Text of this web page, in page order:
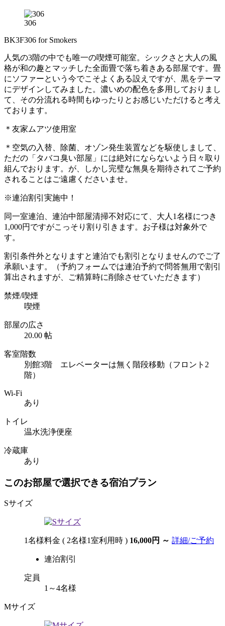
306
BK3F306 for Smokers
人気の3階の中でも唯一の喫煙可能室。シックさと大人の風
格が和の趣とマッチした全面畳で落ち着きある部屋です。畳
にソファーという今でこそよくある設えですが、黒をテーマ
にデザインしてみました。濃いめの配色を多用しておりまし
て、その分流れる時間もゆったりとお感じいただけると考え
ております。
＊友家ムアツ使用室
＊空気の入替、除菌、オゾン発生装置などを駆使しまして、
ただの「タバコ臭い部屋」には絶対にならないよう日々取り
組んでおります。が、しかし完璧な無臭を期待されてご予約
されることはご遠慮くださいませ。
※連泊割引実施中！
同一室連泊、連泊中部屋清掃不対応にて、大人1名様につき
1,000円ですがこっそり割り引きます。お子様は対象外で
す。
割引条件外となりますと連泊でも割引となりませんのでご了
承願います。（予約フォームでは連泊予約で問答無用で割引
算出されますが、ご精算時に削除させていただきます）
禁煙/喫煙
喫煙
部屋の広さ
20.00 帖
客室階数
別館3階 エレベーターは無く階段移動（フロント2
階）
Wi-Fi
あり
トイレ
温水洗浄便座
冷蔵庫
あり
このお部屋で選択できる宿泊プラン
Sサイズ
1名様料金 ( 2名様1室利用時 ) 16,000円 ～ 詳細/ご予約
連泊割引
定員
1～4名様
Mサイズ